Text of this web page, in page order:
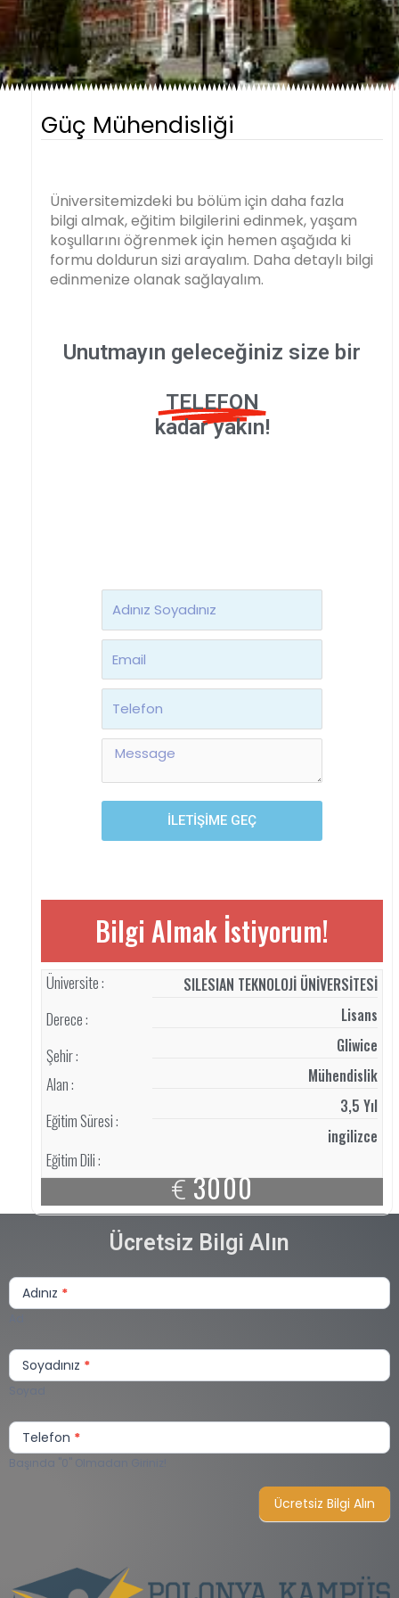
Güç Mühendisliği
Üniversitemizdeki bu bölüm için daha fazla
bilgi almak, eğitim bilgilerini edinmek, yaşam
koşullarını öğrenmek için hemen aşağıda ki
formu doldurun sizi arayalım. Daha detaylı bilgi
edinmenize olanak sağlayalım.
Unutmayın geleceğiniz size bir
TELEFON
kadar yakın!
Ad
Soyad
Email
Telefon
Message
İLETİŞİME GEÇ
Bilgi Almak İstiyorum!
Üniversite :
Derece :
Şehir :
Alan :
Eğitim Süresi :
Eğitim Dili :
SILESIAN TEKNOLOJİ ÜNİVERSİTESİ
Lisans
Gliwice
Mühendislik
3,5 Yıl
ingilizce
€3000
Ücretsiz Bilgi Alın
Arayalım
Lite
Adınız *
Soyadınız *
Telefon *
Başında "0" Olmadan Giriniz!
Ücretsiz Bilgi Alın